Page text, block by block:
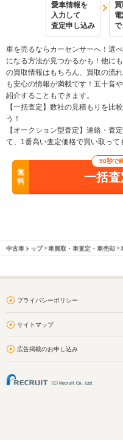
愛車情報を
入力して
査定申し込み
車を売るならカーセンサーへ！選
になる方法が見つかるかも！他に
の買取情報はもちろん、買取の流
も安心の情報が満載です！五十音
紹介することもできます。
【一括査定】数社の見積もりを比
う！
【オークション型査定】連絡・査
て、1番高い査定価格で買い取って
無
料
90秒で
一括
中古車トップ 車買取・車査定・車売却
プライバシーポリシー
サイトマップ
広告掲載のお申し込み